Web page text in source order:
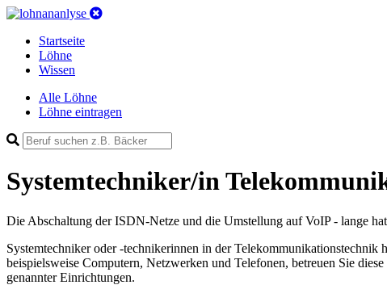
Startseite
Löhne
Wissen
Alle Löhne
Löhne eintragen
Systemtechniker/in
Die Abschaltung der ISDN-Netze und die Umstellung auf VoIP - lange
Systemtechniker oder -technikerinnen in der
beispielsweise Computern, Netzwerken und Telefonen, betreuen Sie
genannter Einrichtungen.